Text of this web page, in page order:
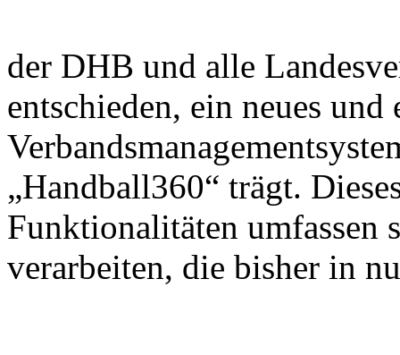
der DHB und alle
entschieden, ein neues
„Handball360“ trägt.
Funktionalitäten umfassen
verarbeiten, die bisher in